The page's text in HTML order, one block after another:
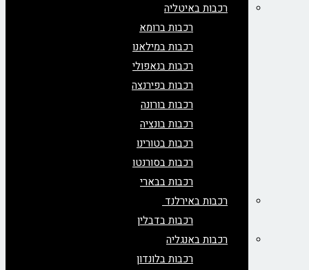
רכבות באיטליה
רכבות ברומא
רכבות במילאנו
רכבות בנאפולי
רכבות בפירנצה
רכבות בורונה
רכבות בונציה
רכבות בטורינו
רכבות בסורנטו
רכבות בבארי
רכבות באירלנד
רכבות בדבלין
רכבות באנגליה
רכבות בלונדון